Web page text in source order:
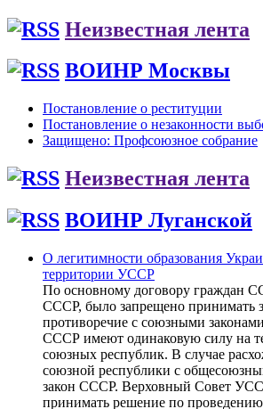
Неизвестная лента
ВОИНР Москвы
Постановление о реституции
Постановление о незаконности
Защищено: Профсоюзное собрание
Неизвестная лента
ВОИНР Луганской
О легитимности образования
территории УССР
По основному договору граждан
СССР, было запрещено принимать
противоречие с союзными
СССР имеют одинаковую силу на
союзных республик. В случае
союзной республики с
закон СССР. Верховный Совет
принимать решение по